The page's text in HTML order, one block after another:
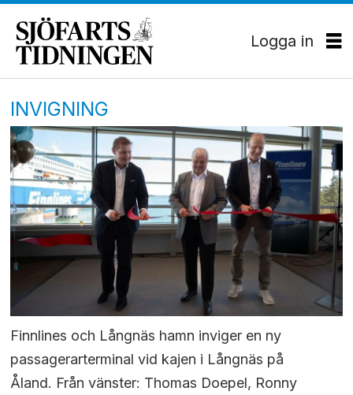
Logga in
INVIGNING
Finnlines och Långnäs hamn inviger en ny
passagerarterminal vid kajen i Långnäs på
Åland. Från vänster: Thomas Doepel, Ronny